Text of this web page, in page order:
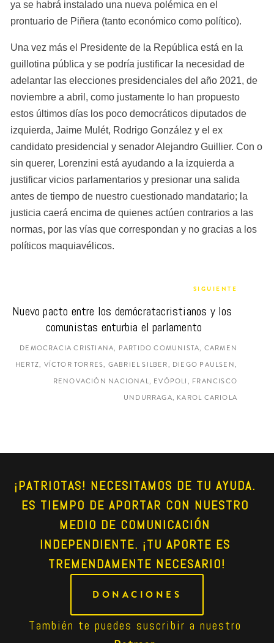
ya se habrá instalado una nueva polémica en el
prontuario de Piñera (tanto económico como político).
Una vez más el Presidente de la República está en la
guillotina pública y se podría justificar la necesidad de
adelantar las elecciones presidenciales del año 2021, de
noviembre a abril, como justamente lo han propuesto
estos últimos días los poco democráticos diputados de
izquierda, Jaime Mulét, Rodrigo González y el ex
candidato presidencial y senador Alejandro Guillier. Con o
sin querer, Lorenzini está ayudando a la izquierda a
justificar vicios parlamentarios y presionar una salida
antes de tiempo de nuestro cuestionado mandatario; la
justicia caerá encima de quienes actúen contrarios a las
normas, por las vías que correspondan y no gracias a los
políticos maquiavélicos.
SIGUIENTE
Nuevo pacto entre los demócratacristianos y los
comunistas enturbia el parlamento
DEMOCRACIA CRISTIANA, PARTIDO COMUNISTA, CARMEN
HERTZ, VÍCTOR TORRES, GABRIEL SILBER, DIEGO PAULSEN,
RENOVACIÓN NACIONAL, EVÓPOLI, FRANCISCO
UNDURRAGA, KAROL CARIOLA
¡PATRIOTAS! NECESITAMOS DE TU AYUDA.
ES TIEMPO DE APORTAR CON NUESTRO
MEDIO DE COMUNICACIÓN
INDEPENDIENTE. ¡TU APORTE ES
TREMENDAMENTE NECESARIO!
DONACIONES